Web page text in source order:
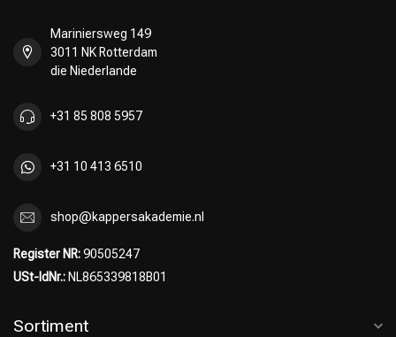
Umformung
Mariniersweg 149
3011 NK Rotterdam
die Niederlande
+31 85 808 5957
+31 10 413 6510
shop@kappersakademie.nl
Register NR:90505247
USt-IdNr.: NL865339818B01
Sortiment